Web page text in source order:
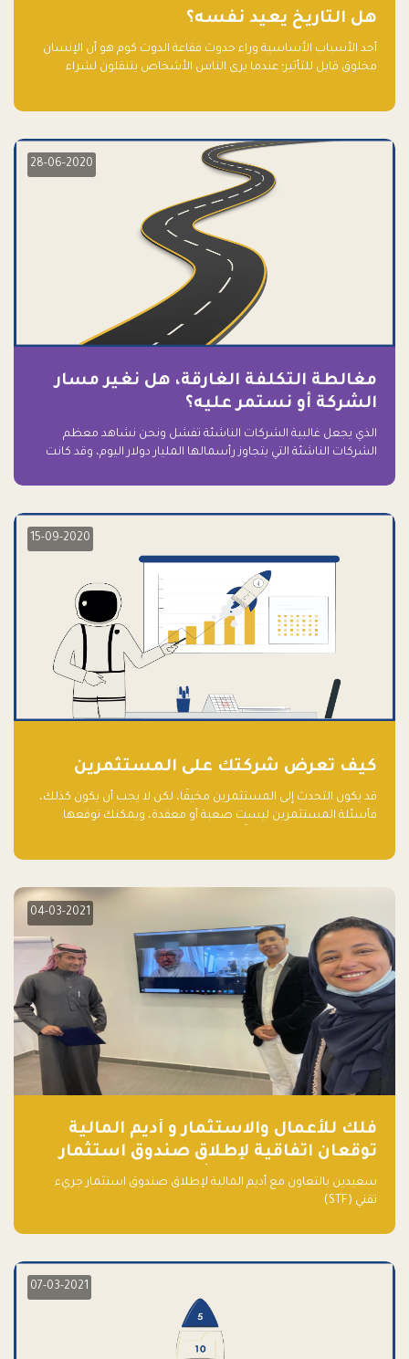
هل التاريخ يعيد نفسه؟
أحد الأسباب الأساسية وراء حدوث فقاعة الدوت كوم هو أن الإنسان
مخلوق قابل للتأثير؛ عندما يرى الناس الأشخاص يتنقلون لشراء
28-06-2020
مغالطة التكلفة الغارقة، هل نغير مسار
الشركة أو نستمر عليه؟
الذي يجعل غالبية الشركات الناشئة تفشل ونحن نشاهد معظم
الشركات الناشئة التي يتجاوز رأسمالها المليار دولار اليوم، وقد كانت
15-09-2020
كيف تعرض شركتك على المستثمرين
قد يكون التحدث إلى المستثمرين مخيفًا، لكن لا يجب أن يكون كذلك،
فأسئلة المستثمرين ليست صعبة أو معقدة، ويمكنك توقعها
04-03-2021
فلك للأعمال والاستثمار و أديم المالية
توقعان اتفاقية لإطلاق صندوق استثمار
جريء تقني (STF) - مشغل من قبل فـلك
سعيدين بالتعاون مع أديم المالية لإطلاق صندوق استثمار جريء
تقني (STF)
07-03-2021